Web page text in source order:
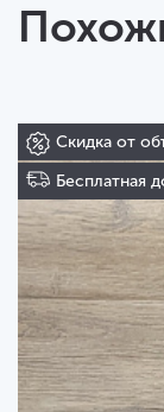
Скидка от
Бесплатная